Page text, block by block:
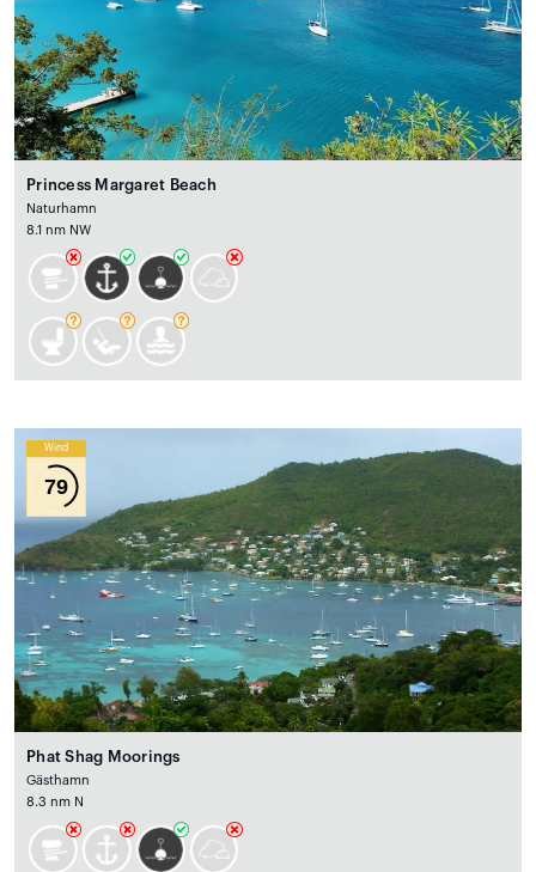
Princess Margaret Beach
Naturhamn
8.1 nm NW
Wind
79
Phat Shag Moorings
Gästhamn
8.3 nm N